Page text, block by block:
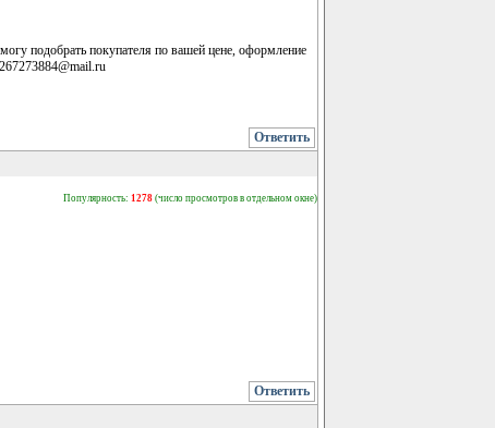
подобрать покупателя по вашей цене, оформление
Ответить
Популярность: 1278 (число просмотров в отдельном окне)
Ответить